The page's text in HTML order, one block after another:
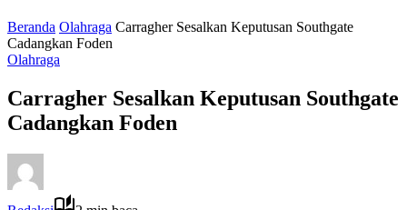
Beranda Olahraga Carragher Sesalkan Keputusan Southgate
Cadangkan Foden
Olahraga
Carragher Sesalkan Keputusan Southgate
Cadangkan Foden